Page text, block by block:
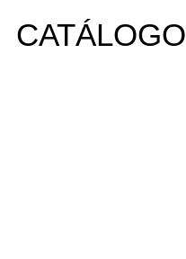
CATÁLOGO